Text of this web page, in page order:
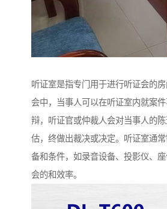
听证室是指专门用于进行听证会的
会中，当事人可以在听证室内就案
辩，听证官或仲裁人会对当事人的
估，终做出裁决或决定。听证室通
备和条件，如录音设备、投影仪、
会的和效率。